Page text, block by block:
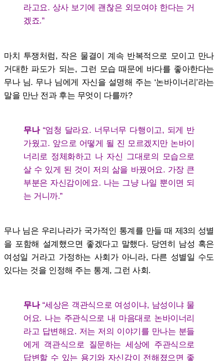
라고요. 상사 보기에 괜찮은 외모여야 한다는 거
겠죠.”
마치 투쟁처럼, 작은 물결이 계속 반복적으로 모이고 만나
거대한 파도가 되는, 그런 모습 때문에 바다를 좋아한다는
무나 님. 무나 님에게 자신을 설명해 주는 ‘논바이너리’라는
말을 만난 전과 후는 무엇이 다를까?
무나“엄청 달라요. 너무너무 다행이고, 되게 반
가웠고. 앞으로 어떻게 될 진 모르겠지만 논바이
너리로 정체화하고 나 자신 그대로의 모습으로
살 수 있게 된 것이 저의 삶을 바꿨어요. 가장 큰
부분은 자신감이에요. 나는 그냥 나일 뿐이면 되
는 거니까.”
무나 님은 우리나라가 국가적인 통계를 만들 때 제3의 성별
을 포함해 설계했으면 좋겠다고 말했다. 당연히 남성 혹은
여성일 거라고 가정하는 사회가 아니라, 다른 성별일 수도
있다는 것을 인정해 주는 통계, 그런 사회.
무나“세상은 객관식으로 여성이냐, 남성이냐 물
어요. 나는 주관식으로 내 마음대로 논바이너리
라고 답변해요. 저는 저의 이야기를 만나는 분들
에게 객관식으로 질문하는 세상에 주관식으로
답변할 수 있는 용기와 자신감이 전해졌으면 좋